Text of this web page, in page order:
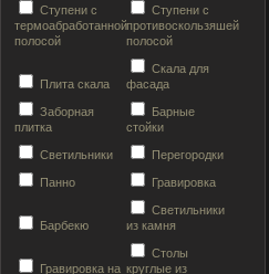
Ступени с
термоабработанной
полосой
Ступени с
противоскользяшей
полосой
Плита скала
Скала для
фасада
Заборная
плитка
Барные
стойки
Светильники Перегородки
Панно Гравировка
Барбекю
Светильники
из камня
Гравировка на
Столы
круглые из